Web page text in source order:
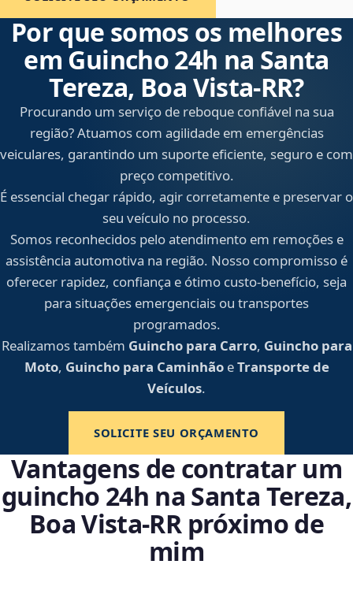
Por que somos os melhores
em Guincho 24h na Santa
Tereza, Boa Vista‑RR?
Procurando um serviço de reboque confiável na sua
região? Atuamos com agilidade em emergências
veiculares, garantindo um suporte eficiente, seguro e com
preço competitivo.
É essencial chegar rápido, agir corretamente e preservar o
seu veículo no processo.
Somos reconhecidos pelo atendimento em remoções e
assistência automotiva na região. Nosso compromisso é
oferecer rapidez, confiança e ótimo custo-benefício, seja
para situações emergenciais ou transportes
programados.
Realizamos também Guincho para Carro, Guincho para
Moto, Guincho para CaminhãoeTransporte de
Veículos.
SOLICITE SEU ORÇAMENTO
Vantagens de contratar um
guincho 24h na Santa Tereza,
Boa Vista‑RR próximo de
mim